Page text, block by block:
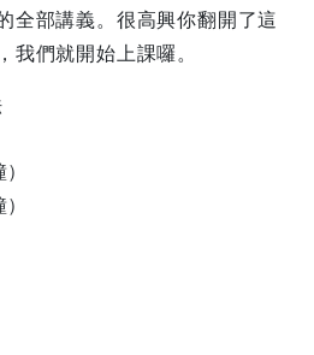
全部講義。很高興你翻開了這
們就開始上課囉。